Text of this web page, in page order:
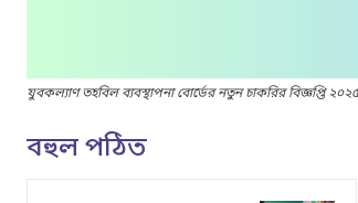
যুবকল্যাণ তহবিল ব্যবস্থাপনা বোর্ডের নতুন চাকরির বিজ্ঞপ্তি
বহুল পঠিত